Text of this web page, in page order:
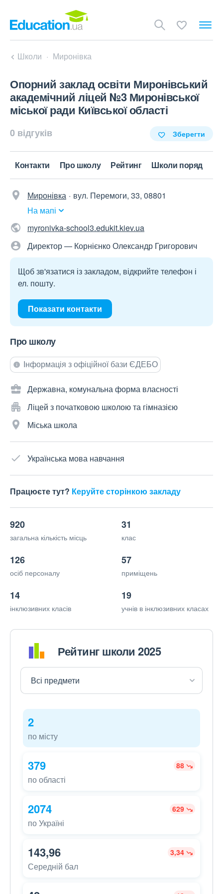
Школи Миронівка
Опорний заклад освіти Миронівський
академічний ліцей №3 Миронівської
міської ради Київської області
0 відгуків Зберегти
Контакти Про школу Рейтинг Школи поряд
Миронівка
вул. Перемоги, 33, 08801
На мапі
myronivka-school3.edukit.kiev.ua
Директор — Корнієнко Олександр Григорович
Щоб зв'язатися із закладом, відкрийте телефон і
ел. пошту.
Показати контакти
Про школу
Інформація з офіційної бази ЄДЕБО
Державна, комунальна форма власності
Ліцей з початковою школою та гімназією
Міська школа
Українська мова навчання
Працюєте тут? Керуйте сторінкою закладу
920
загальна кількість місць
31
клас
126
осіб персоналу
57
приміщень
14
інклюзивних класів
19
учнів в інклюзивних класах
Рейтинг школи 2025
2
по місту
379 88
по області
2074 629
по Україні
143,96 3,34
Середній бал